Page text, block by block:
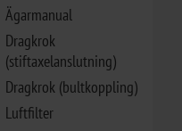
Ägarmanual
Dragkrok
(stiftaxelanslutning)
Dragkrok (bultkoppling)
Luftfilter